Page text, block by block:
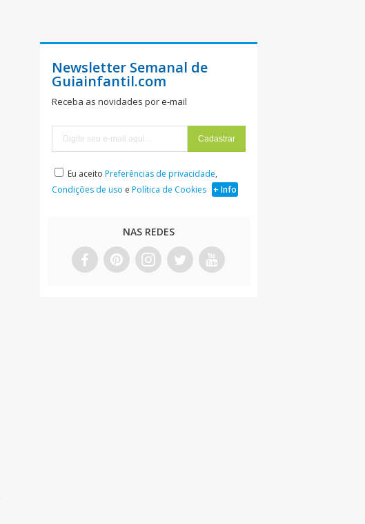
Newsletter Semanal de
Guiainfantil.com
Receba as novidades por e-mail
Eu aceito Preferências de privacidade,
Condições de uso e Política de Cookies + Info
NAS REDES